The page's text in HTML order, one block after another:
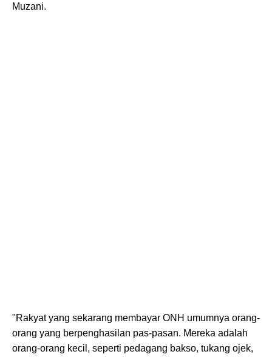
Muzani.
"Rakyat yang sekarang membayar ONH umumnya orang-
orang yang berpenghasilan pas-pasan. Mereka adalah
orang-orang kecil, seperti pedagang bakso, tukang ojek,